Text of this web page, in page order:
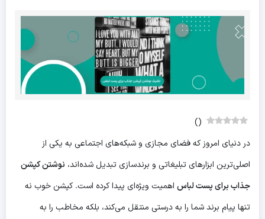
(
)
در دنیای امروز که فضای مجازی و شبکه‌های اجتماعی به یکی از
اصلی‌ترین ابزارهای تبلیغاتی و برندسازی تبدیل شده‌اند، نوشتن کپشن
جذاب برای پست لباس اهمیت ویژه‌ای پیدا کرده است. کپشن خوب نه
تنها پیام برند شما را به درستی منتقل می‌کند، بلکه مخاطب را به